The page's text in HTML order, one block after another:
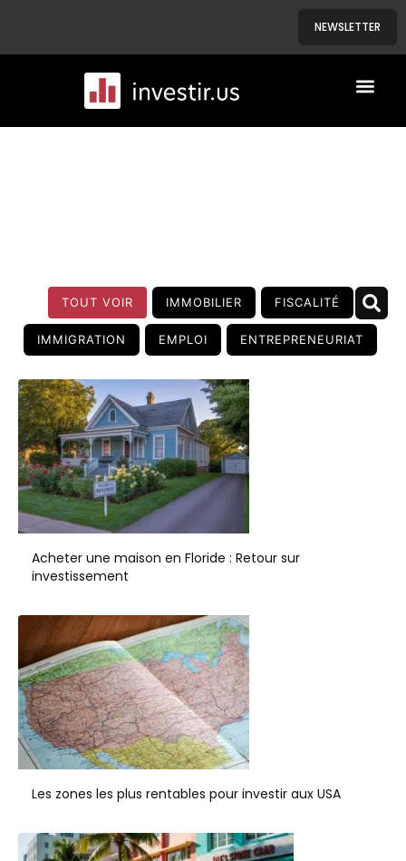
NEWSLETTER
TOUT VOIR IMMOBILIER FISCALITÉ
IMMIGRATION EMPLOI ENTREPRENEURIAT
Acheter une maison en Floride : Retour sur
investissement
Les zones les plus rentables pour investir aux USA